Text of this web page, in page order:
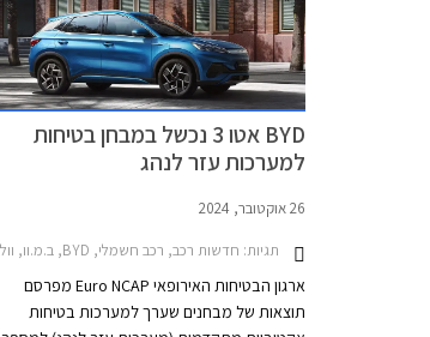
BYD אטו 3 נכשל במבחן בטיחות
למערכות עזר לנהג
26 אוקטובר, 2024
תגיות: חדשות רכב, רכב חשמלי, BYD, ב.מ.וו, וולוו, מרצדס, פולקסווגן, מרצדס C סדאן 2021-2026, BYD אטו 3 2022-2026, ב.מ.וו סדרה 5 2024-2026וולוו EC40 2022-2026
ארגון הבטיחות האירופאי Euro NCAP מפרסם
תוצאות של מבחנים שערך למערכות בטיחות